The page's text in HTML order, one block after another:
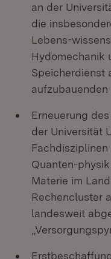
an der
die
Lebens-
Hydomechanik
Speicherdienst
Erneuerung
der Universität
Fachdisziplinen
Quanten-
Materie im
Rechencluster
landesweit